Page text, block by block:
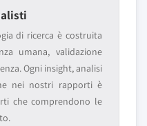
di ricerca è costruita
umana, validazione
Ogni insight, analisi
nei nostri rapporti è
che comprendono le